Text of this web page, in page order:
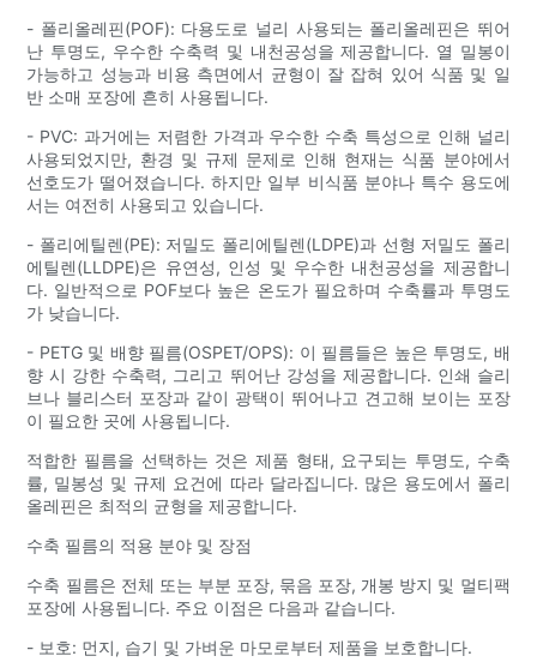
- 폴리올레핀(POF): 다용도로 널리 사용되는 폴리올레핀은 뛰어
난 투명도, 우수한 수축력 및 내천공성을 제공합니다. 열 밀봉이
가능하고 성능과 비용 측면에서 균형이 잘 잡혀 있어 식품 및 일
반 소매 포장에 흔히 사용됩니다.
- PVC: 과거에는 저렴한 가격과 우수한 수축 특성으로 인해 널리
사용되었지만, 환경 및 규제 문제로 인해 현재는 식품 분야에서
선호도가 떨어졌습니다. 하지만 일부 비식품 분야나 특수 용도에
서는 여전히 사용되고 있습니다.
- 폴리에틸렌(PE): 저밀도 폴리에틸렌(LDPE)과 선형 저밀도 폴리
에틸렌(LLDPE)은 유연성, 인성 및 우수한 내천공성을 제공합니
다. 일반적으로 POF보다 높은 온도가 필요하며 수축률과 투명도
가 낮습니다.
- PETG 및 배향 필름(OSPET/OPS): 이 필름들은 높은 투명도, 배
향 시 강한 수축력, 그리고 뛰어난 강성을 제공합니다. 인쇄 슬리
브나 블리스터 포장과 같이 광택이 뛰어나고 견고해 보이는 포장
이 필요한 곳에 사용됩니다.
적합한 필름을 선택하는 것은 제품 형태, 요구되는 투명도, 수축
률, 밀봉성 및 규제 요건에 따라 달라집니다. 많은 용도에서 폴리
올레핀은 최적의 균형을 제공합니다.
수축 필름의 적용 분야 및 장점
수축 필름은 전체 또는 부분 포장, 묶음 포장, 개봉 방지 및 멀티팩
포장에 사용됩니다. 주요 이점은 다음과 같습니다.
- 보호: 먼지, 습기 및 가벼운 마모로부터 제품을 보호합니다.